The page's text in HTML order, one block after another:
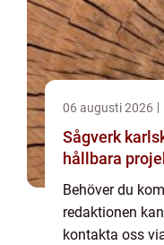
06 augusti 2026
Sågverk karlskrona
hållbara
Behöver du
redaktionen
kontakta oss